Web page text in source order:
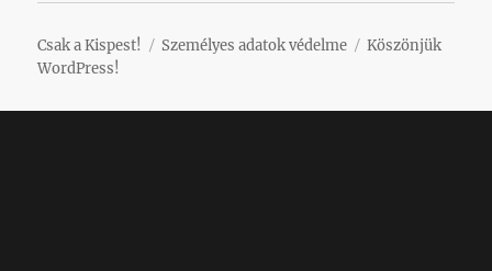
Csak a Kispest! Személyes adatok védelme
Köszönjük
WordPress!